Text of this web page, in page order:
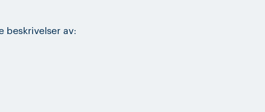
beskrivelser av: